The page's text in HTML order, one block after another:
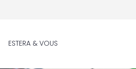
ESTERA & VOUS